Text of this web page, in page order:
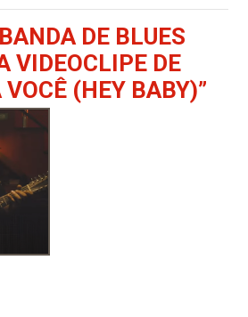
DE BLUES
VIDEOCLIPE DE
VOCÊ (HEY BABY)”